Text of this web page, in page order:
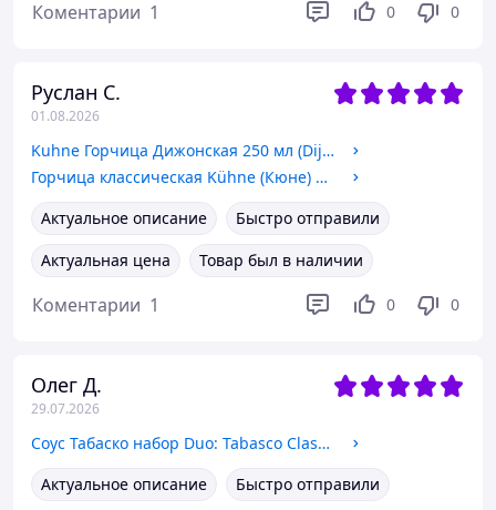
Коментарии 1 0 0
Руслан С.
01.08.2026
Kuhne Горчица Дижонская 250 мл (Dijon Mustang,Для Соусов и Салатных Заправок)
Горчица классическая Kühne (Кюне) средне-острая, 250 мл (стеклянная баночка)
Актуальное описание
Быстро отправили
Актуальная цена
Товар был в наличии
Коментарии 1 0 0
Олег Д.
29.07.2026
Соус Табаско набор Duo: Tabasco Classic & Chipotle + Металлическая подставка в подарок
Актуальное описание
Быстро отправили